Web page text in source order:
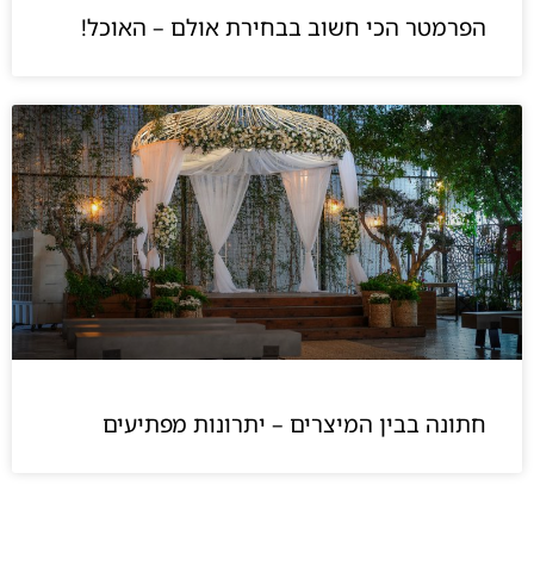
הפרמטר הכי חשוב בבחירת אולם – האוכל!
חתונה בבין המיצרים – יתרונות מפתיעים